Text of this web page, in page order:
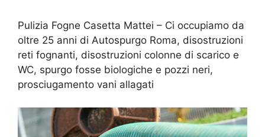
Pulizia Fogne Casetta Mattei – Ci occupiamo da
oltre 25 anni di Autospurgo Roma, disostruzioni
reti fognanti, disostruzioni colonne di scarico e
WC, spurgo fosse biologiche e pozzi neri,
prosciugamento vani allagati